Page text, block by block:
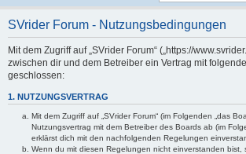
SVrider Forum - Nutzungsbedingungen
Mit dem Zugriff auf „SVrider Forum“ („https://
zwischen dir und dem Betreiber ein Vertrag mit
geschlossen:
1. NUTZUNGSVERTRAG
Mit dem Zugriff auf „SVrider Forum“ (im Folgenden „das
Nutzungsvertrag mit dem Betreiber des Boards ab (im
erklärst dich mit den nachfolgenden Regelungen
Wenn du mit diesen Regelungen nicht einverstanden bist,